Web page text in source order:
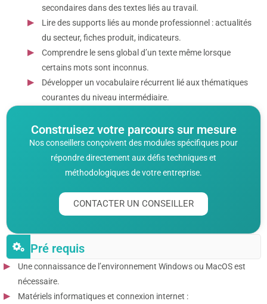
secondaires dans des textes liés au travail.
Lire des supports liés au monde professionnel : actualités
du secteur, fiches produit, indicateurs.
Comprendre le sens global d’un texte même lorsque
certains mots sont inconnus.
Développer un vocabulaire récurrent lié aux thématiques
courantes du niveau intermédiaire.
Construisez votre parcours sur mesure
Nos conseillers conçoivent des modules spécifiques pour
répondre directement aux défis techniques et
méthodologiques de votre entreprise.
CONTACTER UN CONSEILLER
Pré requis
Une connaissance de l’environnement Windows ou MacOS est
nécessaire.
Matériels informatiques et connexion internet :